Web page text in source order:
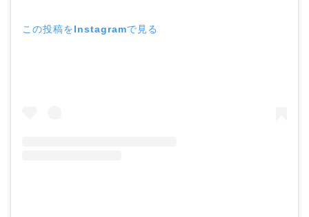
この投稿をInstagramで見る